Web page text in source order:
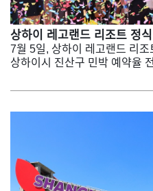
상하이 레고랜드 리조트 정
7월 5일, 상하이 레고랜드 리
상하이시 진산구 민박 예약율